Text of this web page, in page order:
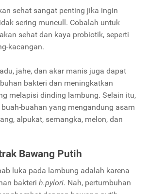
sehat sangat penting jika ingin
sering muncull. Cobalah untuk
sehat dan kaya probiotik, seperti
kacangan.
jahe, dan akar manis juga dapat
bakteri dan meningkatkan
melapisi dinding lambung. Selain itu,
buahan yang mengandung asam
alpukat, semangka, melon, dan
Bawang Putih
luka pada lambung adalah karena
bakteri h.pylori. Nah, pertumbuhan